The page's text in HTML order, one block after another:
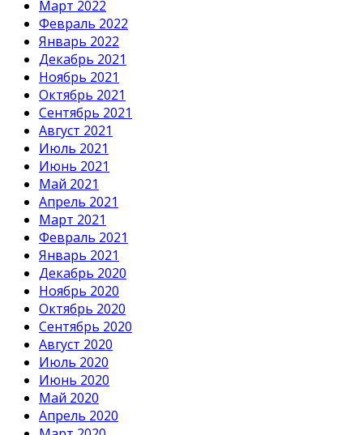
Март 2022
Февраль 2022
Январь 2022
Декабрь 2021
Ноябрь 2021
Октябрь 2021
Сентябрь 2021
Август 2021
Июль 2021
Июнь 2021
Май 2021
Апрель 2021
Март 2021
Февраль 2021
Январь 2021
Декабрь 2020
Ноябрь 2020
Октябрь 2020
Сентябрь 2020
Август 2020
Июль 2020
Июнь 2020
Май 2020
Апрель 2020